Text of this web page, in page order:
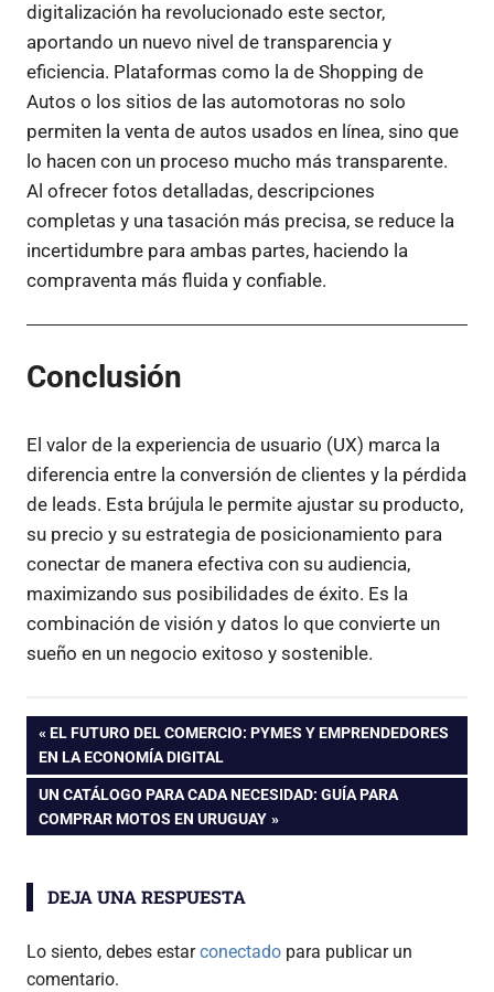
digitalización ha revolucionado este sector,
aportando un nuevo nivel de transparencia y
eficiencia. Plataformas como la de Shopping de
Autos o los sitios de las automotoras no solo
permiten la venta de autos usados en línea, sino que
lo hacen con un proceso mucho más transparente.
Al ofrecer fotos detalladas, descripciones
completas y una tasación más precisa, se reduce la
incertidumbre para ambas partes, haciendo la
compraventa más fluida y confiable.
Conclusión
El valor de la experiencia de usuario (UX) marca la
diferencia entre la conversión de clientes y la pérdida
de leads. Esta brújula le permite ajustar su producto,
su precio y su estrategia de posicionamiento para
conectar de manera efectiva con su audiencia,
maximizando sus posibilidades de éxito. Es la
combinación de visión y datos lo que convierte un
sueño en un negocio exitoso y sostenible.
Navegación
de
entradas
ENTRADA
ANTERIOR:
EL FUTURO DEL COMERCIO: PYMES Y EMPRENDEDORES
EN LA ECONOMÍA DIGITAL
ENTRADA
SIGUIENTE:
UN CATÁLOGO PARA CADA NECESIDAD: GUÍA PARA
COMPRAR MOTOS EN URUGUAY
DEJA UNA RESPUESTA
Lo siento, debes estarconectado para publicar un
comentario.